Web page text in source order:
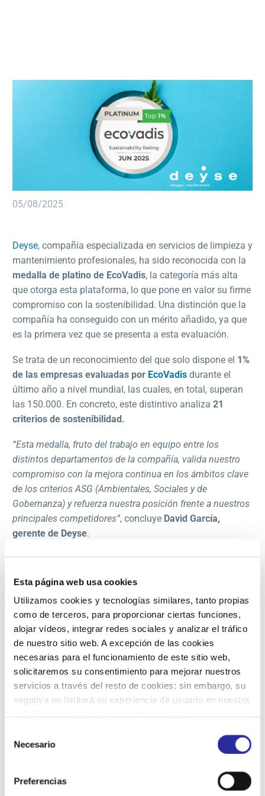
Esta página web usa cookies
Utilizamos cookies y tecnologías similares, tanto propias
como de terceros, para proporcionar ciertas funciones,
alojar vídeos, integrar redes sociales y analizar el tráfico
de nuestro sitio web. A excepción de las cookies
necesarias para el funcionamiento de este sitio web,
solicitaremos su consentimiento para mejorar nuestros
servicios a través del resto de cookies; sin embargo, su
negativa no limitará su experiencia de usuario en nuestra
más información, puede consultar nuestra
Política de
Necesario
Preferencias
05/08/2025
Deyse, compañía especializada en servicios de limpieza y
mantenimiento profesionales, ha sido reconocida con la
medalla de platino de EcoVadis, la categoría más alta
que otorga esta plataforma, lo que pone en valor su firme
compromiso con la sostenibilidad. Una distinción que la
compañía ha conseguido con un mérito añadido, ya que
es la primera vez que se presenta a esta evaluación.
Se trata de un reconocimiento del que solo dispone el 1%
de las empresas evaluadas por EcoVadis durante el
último año a nivel mundial, las cuales, en total, superan
las 150.000. En concreto, este distintivo analiza 21
criterios de sostenibilidad.
“Esta medalla, fruto del trabajo en equipo entre los
distintos departamentos de la compañía, valida nuestro
compromiso con la mejora continua en los ámbitos clave
de los criterios ASG (Ambientales, Sociales y de
Gobernanza) y refuerza nuestra posición frente a nuestros
principales competidores”, concluye David García,
gerente de Deyse.